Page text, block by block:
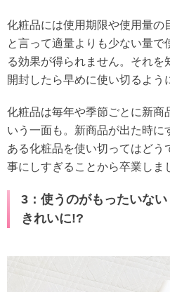
化粧品には使用期限や使用量の
と言って適量よりも少ない量で
る効果が得られません。それを
開封したら早めに使い切るよう
化粧品は毎年や季節ごとに新商
いう一面も。新商品が出た時に
ある化粧品を使い切ってはど
事にしすぎることから卒業しま
3：使うのがもったいな
きれいに!?